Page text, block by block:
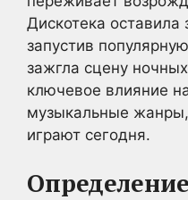
Дискотека оставила
запустив
зажгла сцену
ключевое влияние
музыкальные
играют сегодня.